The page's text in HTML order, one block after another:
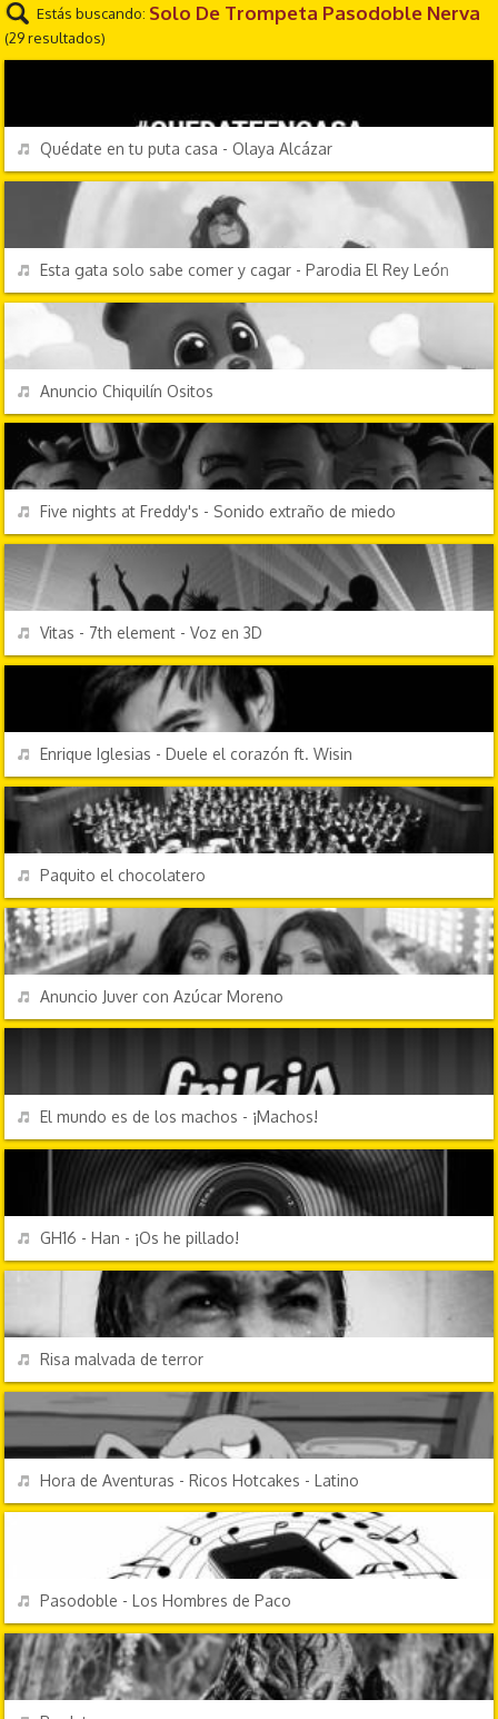
Estás buscando: Solo De Trompeta Pasodoble Nerva
(29 resultados)
REPRODUCIR
Quédate en tu puta casa - Olaya Alcázar
REPRODUCIR
Esta gata solo sabe comer y cagar - Parodia El Rey León
ANUNCIOS
REPRODUCIR
Anuncio Chiquilín Ositos
REPRODUCIR
Five nights at Freddy's - Sonido extraño de miedo
REPRODUCIR
Vitas - 7th element - Voz en 3D
REPRODUCIR
Enrique Iglesias - Duele el corazón ft. Wisin
REPRODUCIR
Paquito el chocolatero
REPRODUCIR
Anuncio Juver con Azúcar Moreno
REPRODUCIR
El mundo es de los machos - ¡Machos!
REPRODUCIR
GH16 - Han - ¡Os he pillado!
REPRODUCIR
Risa malvada de terror
REPRODUCIR
Hora de Aventuras - Ricos Hotcakes - Latino
REPRODUCIR
Pasodoble - Los Hombres de Paco